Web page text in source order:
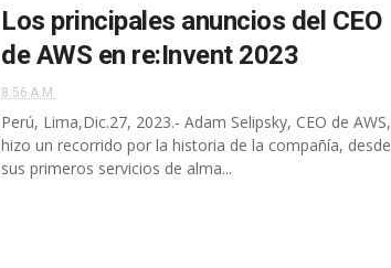
Los principales anuncios del CEO
de AWS en re:Invent 2023
8:56 A.M.
Perú, Lima,Dic.27, 2023.- Adam Selipsky, CEO de AWS,
hizo un recorrido por la historia de la compañía, desde
sus primeros servicios de alma...